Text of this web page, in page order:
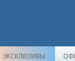
ЭКСКЛЮЗИВЫ